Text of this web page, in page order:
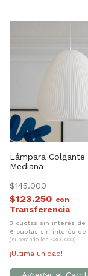
Lámpara Colgante
Mediana
$145.000
$123.250 con
3 cuotas sin interés de
6 cuotas sin interés de
(superando los $300.000)
¡Última unidad!